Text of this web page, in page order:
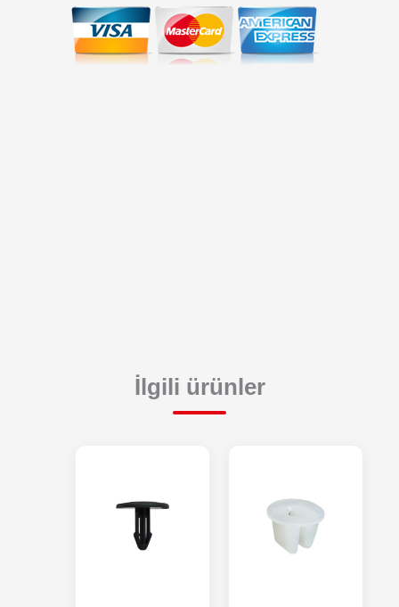
İlgili ürünler